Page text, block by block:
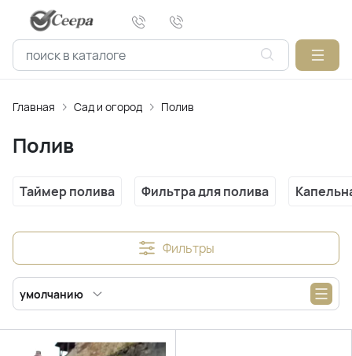
Главная Сад и огород Полив
Полив
Таймер полива Фильтра для полива
Фильтры
умолчанию